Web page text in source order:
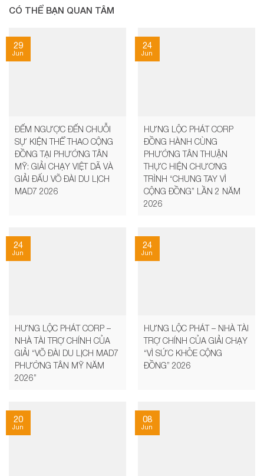
CÓ THỂ BẠN QUAN TÂM
ĐẾM NGƯỢC ĐẾN CHUỖI
SỰ KIỆN THỂ THAO CỘNG
ĐỒNG TẠI PHƯỜNG TÂN
MỸ: GIẢI CHẠY VIỆT DÃ VÀ
GIẢI ĐẤU VÕ ĐÀI DU LỊCH
MAD7 2026
29
Jun
HƯNG LỘC PHÁT CORP
ĐỒNG HÀNH CÙNG
PHƯỜNG TÂN THUẬN
THỰC HIỆN CHƯƠNG
TRÌNH “CHUNG TAY VÌ
CỘNG ĐỒNG” LẦN 2 NĂM
2026
24
Jun
HƯNG LỘC PHÁT CORP –
NHÀ TÀI TRỢ CHÍNH CỦA
GIẢI “VÕ ĐÀI DU LỊCH MAD7
PHƯỜNG TÂN MỸ NĂM
2026”
24
Jun
HƯNG LỘC PHÁT – NHÀ TÀI
TRỢ CHÍNH CỦA GIẢI CHẠY
“VÌ SỨC KHỎE CỘNG
ĐỒNG” 2026
24
Jun
20
Jun
08
Jun